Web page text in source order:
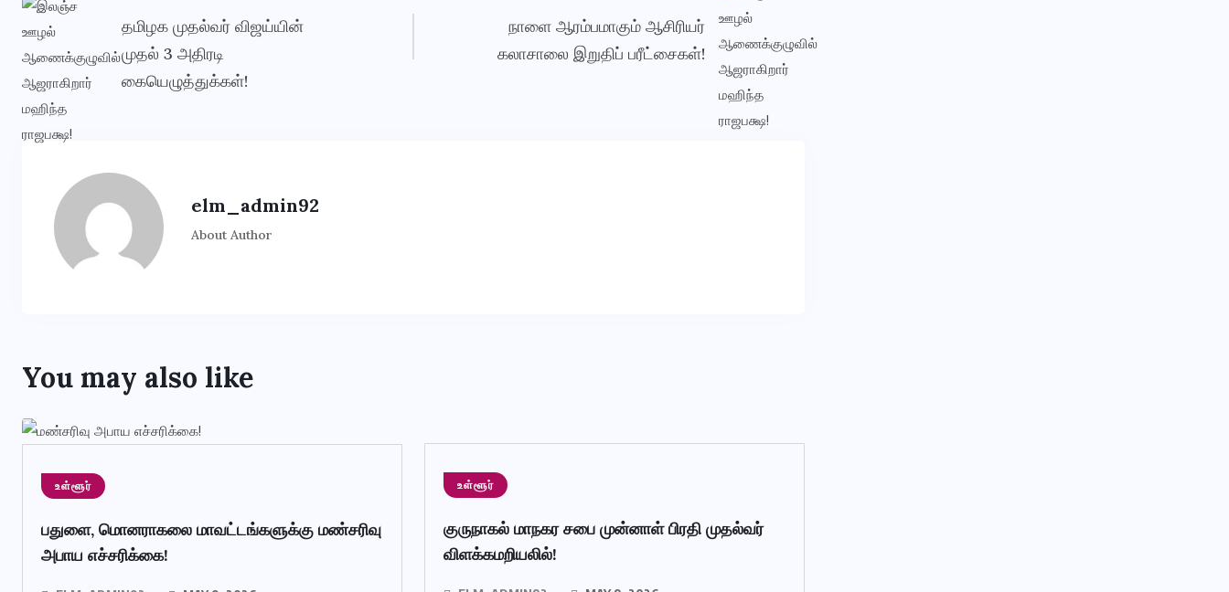
தமிழக முதல்வர் விஜய்யின்
முதல் 3 அதிரடி
கையெழுத்துக்கள்!
நாளை ஆரம்பமாகும் ஆசிரியர்
கலாசாலை இறுதிப் பரீட்சைகள்!
elm_admin92
About Author
You may also like
உள்ளூர்
பதுளை, மொனராகலை மாவட்டங்களுக்கு மண்சரிவு
அபாய எச்சரிக்கை!
உள்ளூர்
குருநாகல் மாநகர சபை முன்னாள் பிரதி முதல்வர்
விளக்கமறியலில்!